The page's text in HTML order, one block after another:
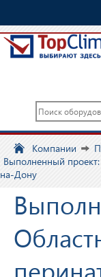
Компании
Выполненный
на-Дону